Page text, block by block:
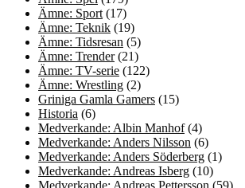
Ämne: Sport (17)
Ämne: Teknik (19)
Ämne: Tidsresan (5)
Ämne: Trender(21)
Ämne: TV-serie (122)
Ämne: Wrestling (2)
Griniga Gamla Gamers (15)
Historia (6)
Medverkande: Albin Manhof(4)
Medverkande: Anders Nilsson (6)
Medverkande: Anders Söderberg (1)
Medverkande: Andreas Isberg (10)